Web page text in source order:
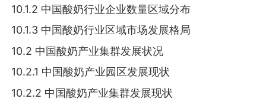
10.1.2 中国酸奶行业企业数量区域分布
10.1.3 中国酸奶行业区域市场发展格局
10.2 中国酸奶产业集群发展状况
10.2.1 中国酸奶产业园区发展现状
10.2.2 中国酸奶产业集群发展现状